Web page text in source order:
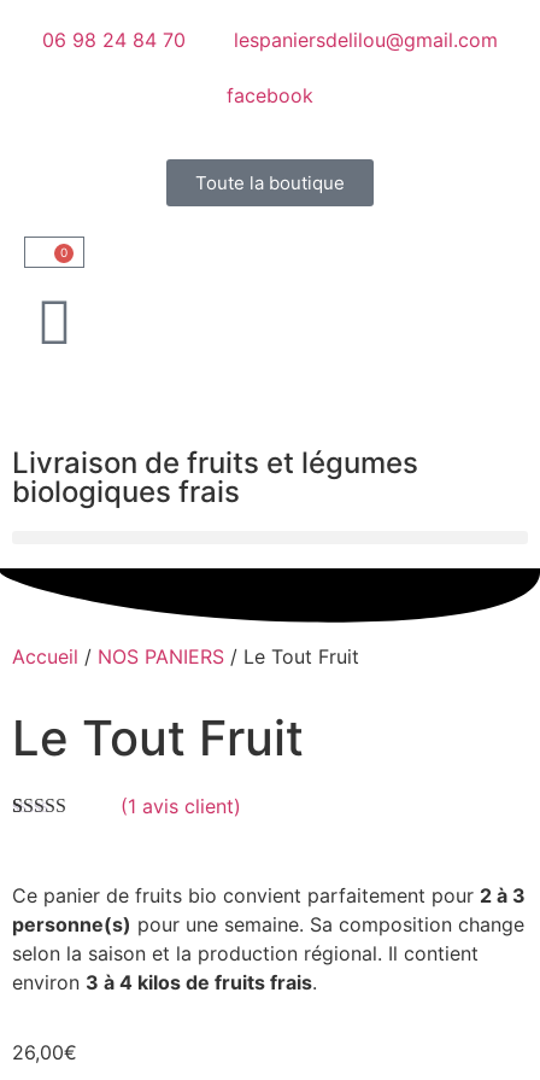
06 98 24 84 70 lespaniersdelilou@gmail.com
facebook
Toute la boutique
0
Livraison de fruits et légumes
biologiques frais
Accueil / NOS PANIERS / Le Tout Fruit
Le Tout Fruit
client
(1 avis client)
Ce panier de fruits bio convient parfaitement pour 2 à 3
personne(s) pour une semaine. Sa composition change
selon la saison et la production régional. Il contient
environ 3 à 4 kilos de fruits frais.
26,00€